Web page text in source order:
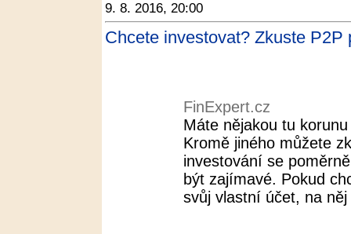
9. 8. 2016, 20:00
Chcete investovat? Zkuste P2P
FinExpert.cz
Máte nějakou tu
Kromě jiného můžete
investování se
být zajímavé. Pokud
svůj vlastní účet, na